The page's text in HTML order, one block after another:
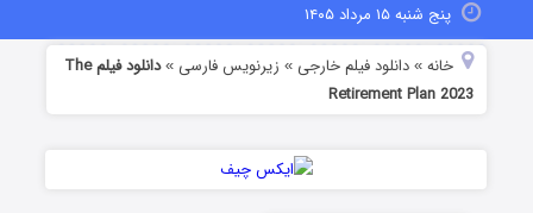
پنج شنبه ۱۵ مرداد ۱۴۰۵
خانه »دانلود فیلم خارجی » زیرنویس فارسی »
دانلود فیلم The
Retirement Plan 2023